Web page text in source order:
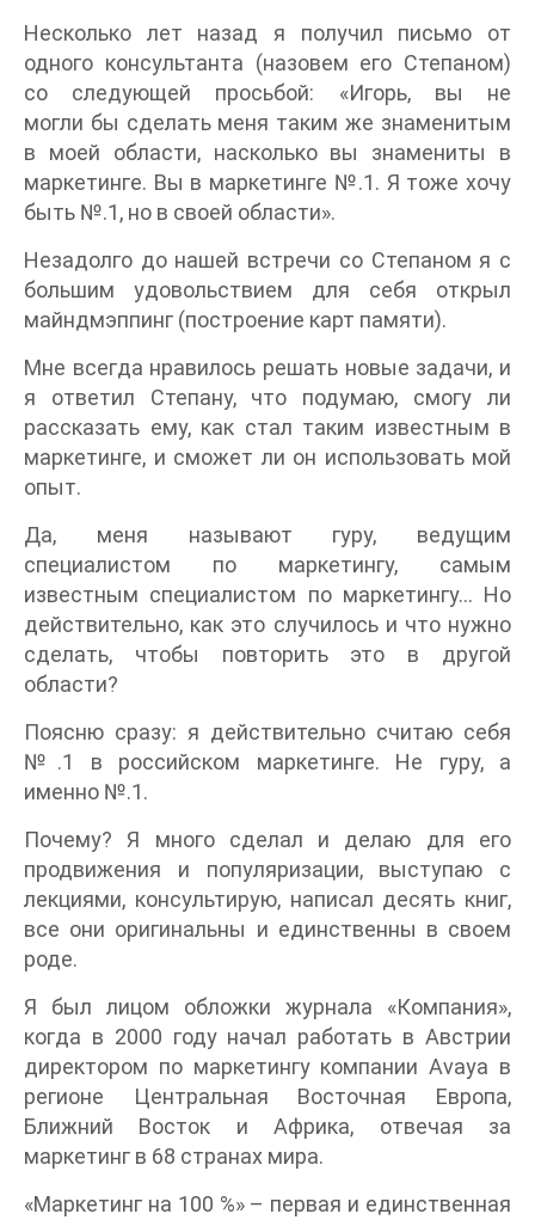
Несколько лет назад я получил письмо от
одного консультанта (назовем его Степаном)
со следующей просьбой: «Игорь, вы не
могли бы сделать меня таким же знаменитым
в моей области, насколько вы знамениты в
маркетинге. Вы в маркетинге №.1. Я тоже хочу
быть №.1, но в своей области».
Незадолго до нашей встречи со Степаном я с
большим удовольствием для себя открыл
майндмэппинг (построение карт памяти).
Мне всегда нравилось решать новые задачи, и
я ответил Степану, что подумаю, смогу ли
рассказать ему, как стал таким известным в
маркетинге, и сможет ли он использовать мой
опыт.
Да, меня называют гуру, ведущим
специалистом по маркетингу, самым
известным специалистом по маркетингу… Но
действительно, как это случилось и что нужно
сделать, чтобы повторить это в другой
области?
Поясню сразу: я действительно считаю себя
№.1 в российском маркетинге. Не гуру, а
именно №.1.
Почему? Я много сделал и делаю для его
продвижения и популяризации, выступаю с
лекциями, консультирую, написал десять книг,
все они оригинальны и единственны в своем
роде.
Я был лицом обложки журнала «Компания»,
когда в 2000 году начал работать в Австрии
директором по маркетингу компании Avaya в
регионе Центральная Восточная Европа,
Ближний Восток и Африка, отвечая за
маркетинг в 68 странах мира.
«Маркетинг на 100 %» – первая и единственная